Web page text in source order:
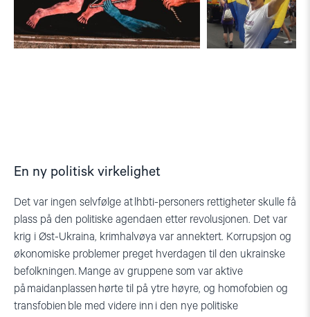
En ny politisk virkelighet
Det var ingen selvfølge atlhbti-personers rettigheter skulle få
plass på den politiske agendaen etter revolusjonen. Det var
krig i Øst-Ukraina, krimhalvøya var annektert. Korrupsjon og
økonomiske problemer preget hverdagen til den ukrainske
befolkningen. Mange av gruppene som var aktive
på maidanplassen hørte til på ytre høyre, og homofobien og
transfobien ble med videre inn i den nye politiske